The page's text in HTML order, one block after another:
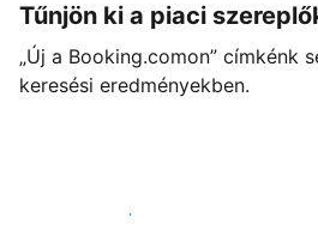
Tűnjön ki a piaci
„Új a Booking.comon” címkénk
keresési eredményekben.
Vágjon bele még ma